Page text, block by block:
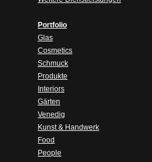
Portfolio
Glas
Cosmetics
Schmuck
Produkte
Interiors
Gärten
Venedig
Kunst & Handwerk
Food
People